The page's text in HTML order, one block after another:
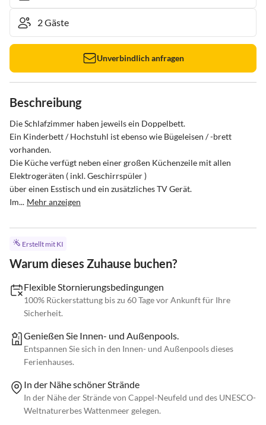
Unverbindlich anfragen
Beschreibung
Die Schlafzimmer haben jeweils ein Doppelbett.
Ein Kinderbett / Hochstuhl ist ebenso wie Bügeleisen / -brett
vorhanden.
Die Küche verfügt neben einer großen Küchenzeile mit allen
Elektrogeräten ( inkl. Geschirrspüler )
über einen Esstisch und ein zusätzliches TV Gerät.
Im... Mehr anzeigen
Erstellt mit KI
Warum dieses Zuhause buchen?
Flexible Stornierungsbedingungen
100% Rückerstattung bis zu 60 Tage vor Ankunft für Ihre
Sicherheit.
Genießen Sie Innen- und Außenpools.
Entspannen Sie sich in den Innen- und Außenpools dieses
Ferienhauses.
In der Nähe schöner Strände
In der Nähe der Strände von Cappel-Neufeld und des UNESCO-
Weltnaturerbes Wattenmeer gelegen.